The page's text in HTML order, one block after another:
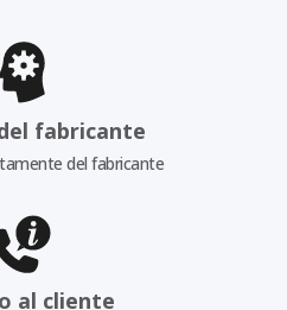
fabricante
del fabricante
al cliente